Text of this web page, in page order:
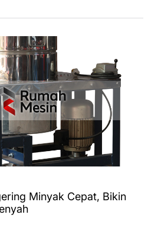
Minyak Cepat, Bikin